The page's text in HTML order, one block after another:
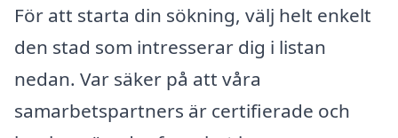
För att starta din sökning, välj helt enkelt
den stad som intresserar dig i listan
nedan. Var säker på att våra
samarbetspartners är certifierade och